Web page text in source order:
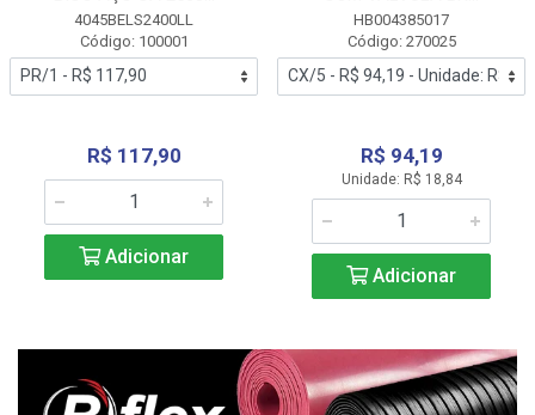
4045BELS2400LL
Código: 100001
R$ 117,90
Adicionar
HB004385017
Código: 270025
R$ 94,19
Unidade: R$ 18,84
Adicionar